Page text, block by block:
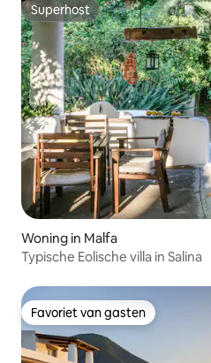
Superhost
Superhost
Woning in Malfa
Typische Eolische villa in Salina
Favoriet van gasten
Favoriet van gasten